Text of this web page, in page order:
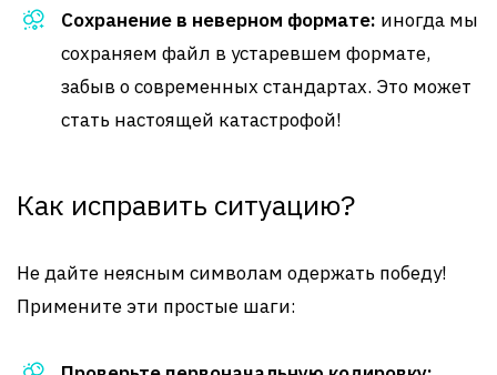
Сохранение в неверном формате: иногда мы
сохраняем файл в устаревшем формате,
забыв о современных стандартах. Это может
стать настоящей катастрофой!
Как исправить ситуацию?
Не дайте неясным символам одержать победу!
Примените эти простые шаги: